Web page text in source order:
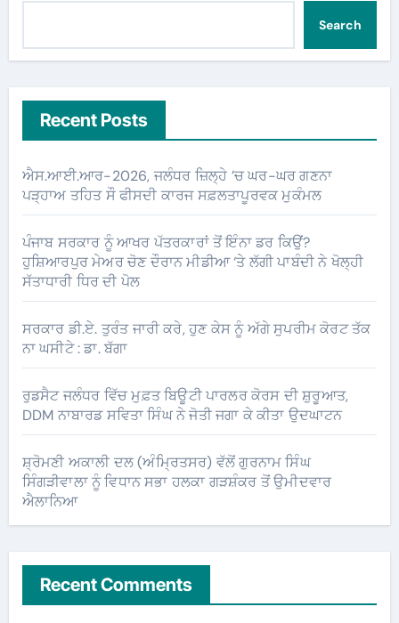
Search
Recent Posts
ਐਸ.ਆਈ.ਆਰ-2026, ਜਲੰਧਰ ਜ਼ਿਲ੍ਹੇ ’ਚ ਘਰ-ਘਰ ਗਣਨਾ
ਪੜ੍ਹਾਅ ਤਹਿਤ ਸੌ ਫੀਸਦੀ ਕਾਰਜ ਸਫ਼ਲਤਾਪੂਰਵਕ ਮੁਕੰਮਲ
ਪੰਜਾਬ ਸਰਕਾਰ ਨੂੰ ਆਖਰ ਪੱਤਰਕਾਰਾਂ ਤੋਂ ਇੰਨਾ ਡਰ ਕਿਉਂ?
ਹੁਸ਼ਿਆਰਪੁਰ ਮੇਅਰ ਚੋਣ ਦੌਰਾਨ ਮੀਡੀਆ ‘ਤੇ ਲੱਗੀ ਪਾਬੰਦੀ ਨੇ ਖੋਲ੍ਹੀ
ਸੱਤਾਧਾਰੀ ਧਿਰ ਦੀ ਪੋਲ
ਸਰਕਾਰ ਡੀ.ਏ. ਤੁਰੰਤ ਜਾਰੀ ਕਰੇ, ਹੁਣ ਕੇਸ ਨੂੰ ਅੱਗੇ ਸੁਪਰੀਮ ਕੋਰਟ ਤੱਕ
ਨਾ ਘਸੀਟੇ : ਡਾ. ਬੱਗਾ
ਰੁਡਸੈਟ ਜਲੰਧਰ ਵਿੱਚ ਮੁਫ਼ਤ ਬਿਊਟੀ ਪਾਰਲਰ ਕੋਰਸ ਦੀ ਸ਼ੁਰੂਆਤ,
DDM ਨਾਬਾਰਡ ਸਵਿਤਾ ਸਿੰਘ ਨੇ ਜੋਤੀ ਜਗਾ ਕੇ ਕੀਤਾ ਉਦਘਾਟਨ
ਸ਼੍ਰੋਮਣੀ ਅਕਾਲੀ ਦਲ (ਅੰਮ੍ਰਿਤਸਰ) ਵੱਲੋਂ ਗੁਰਨਾਮ ਸਿੰਘ
ਸਿੰਗੜੀਵਾਲਾ ਨੂੰ ਵਿਧਾਨ ਸਭਾ ਹਲਕਾ ਗੜਸ਼ੰਕਰ ਤੋਂ ਉਮੀਦਵਾਰ
ਐਲਾਨਿਆ
Recent Comments